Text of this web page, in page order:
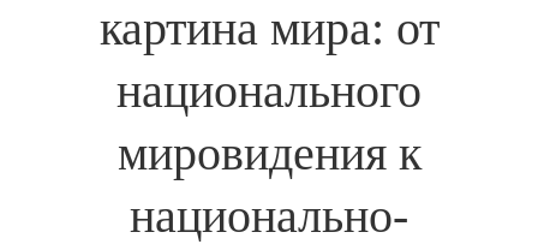
картина мира: от
национального
мировидения к
национально-